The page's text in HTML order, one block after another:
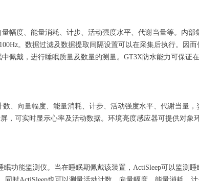
幅度、能量消耗、计步、活动强度水平、代谢当量等。内
。数据过滤及数据提取间隔设置可以在采集后执行。因
佩戴，进行睡眠质量及数量的测量。GT3X防水能力可保证
、向量幅度、能量消耗、计步、活动强度水平、代谢当量
，可实时显示心率及活动数据。环境亮度感应器可提供对
功能监测仪。当在睡眠期佩戴该装置，ActiSleep可以监测